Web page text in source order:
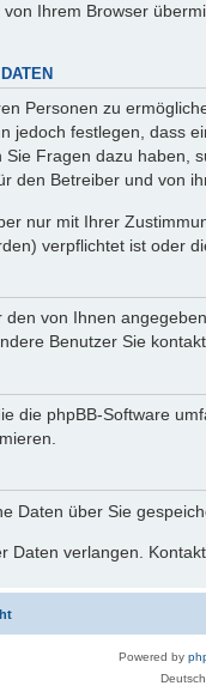
Ihrem Browser
Personen zu
jedoch festlegen, dass
Fragen dazu
den Betreiber und von
nur mit Ihrer
verpflichtet ist oder
von Ihnen
Benutzer Sie
die phpBB-Software
Daten über Sie
verlangen.
Powered by